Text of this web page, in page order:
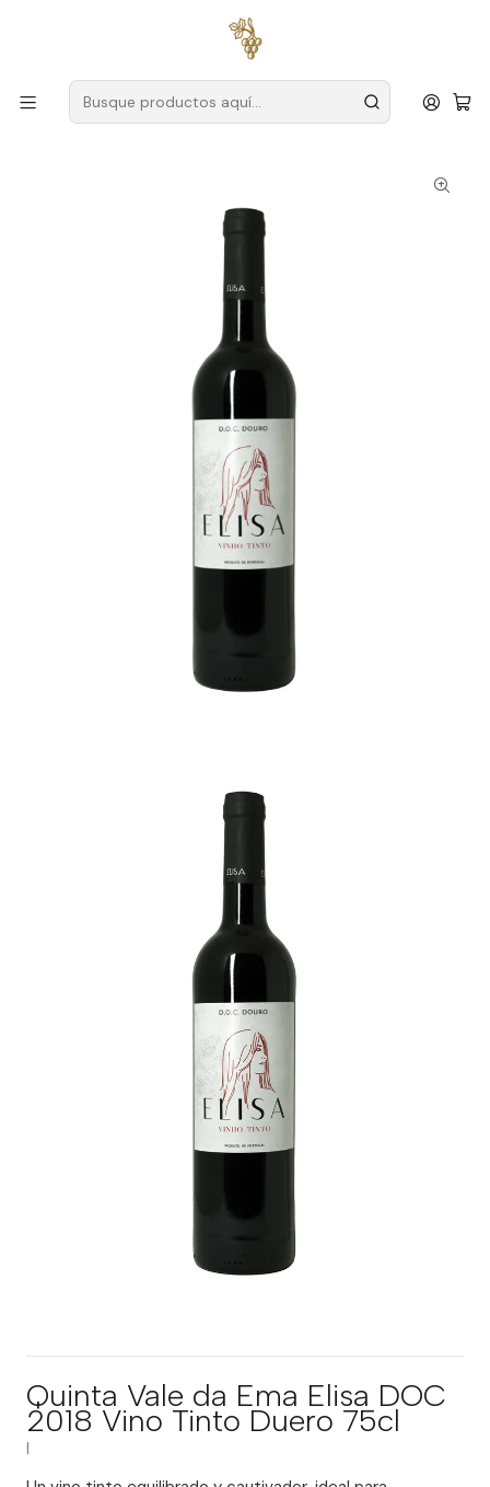
para pedidos superiores a
Productores Duero
Granja Vale da Ema
Quinta Vale da Ema Elisa DOC 2018 Vino Tinto Duero 75cl
Quinta Vale da Ema Elisa DOC
2018 Vino Tinto Duero 75cl